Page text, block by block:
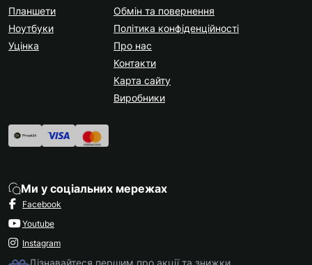
Планшети
Ноутбуки
Уцінка
Обмін та повернення
Політика конфіденційності
Про нас
Контакти
Карта сайту
Виробники
Ми у соціальних мережах
Facebook
Youtube
Instagram
Дізнавайтеся першим про акції та знижки